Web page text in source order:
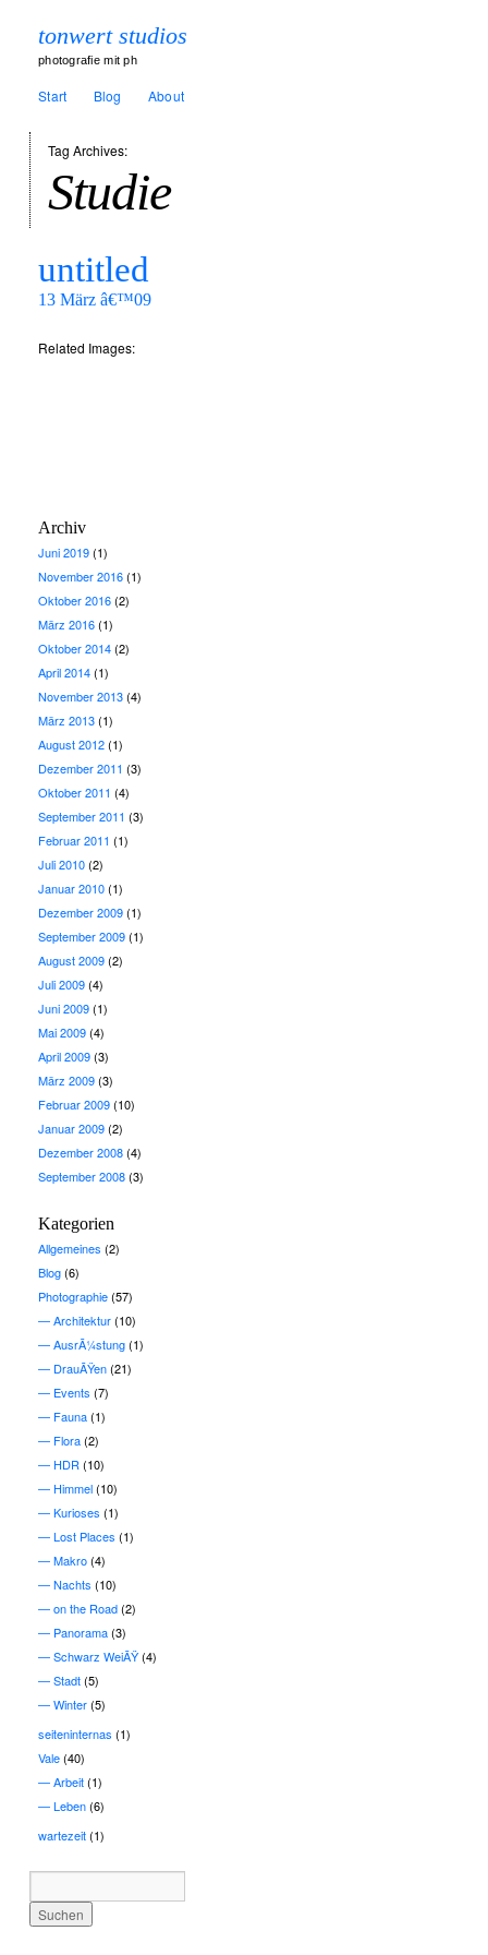
tonwert studios
photografie mit ph
Start Blog About
Tag Archives:
Studie
untitled
13 März â€™09
Related Images:
Archiv
Juni 2019(1)
November 2016(1)
Oktober 2016(2)
März 2016(1)
Oktober 2014(2)
April 2014(1)
November 2013(4)
März 2013(1)
August 2012(1)
Dezember 2011 (3)
Oktober 2011 (4)
September 2011 (3)
Februar 2011 (1)
Juli 2010(2)
Januar 2010(1)
Dezember 2009(1)
September 2009(1)
August 2009(2)
Juli 2009(4)
Juni 2009(1)
Mai 2009(4)
April 2009(3)
März 2009(3)
Februar 2009(10)
Januar 2009(2)
Dezember 2008(4)
September 2008(3)
Kategorien
Allgemeines (2)
Blog(6)
Photographie(57)
Architektur(10)
AusrÃ¼stung(1)
DrauÃŸen(21)
Events (7)
Fauna(1)
Flora(2)
HDR (10)
Himmel(10)
Kurioses (1)
Lost Places (1)
Makro(4)
Nachts (10)
on the Road(2)
Panorama(3)
Schwarz WeiÃŸ(4)
Stadt(5)
Winter(5)
seiteninternas (1)
Vale(40)
Arbeit(1)
Leben(6)
wartezeit(1)